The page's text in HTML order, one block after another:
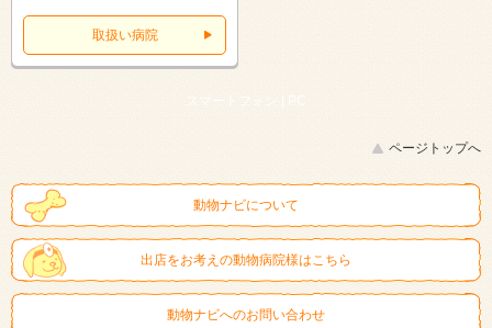
取扱い病院
スマートフォン | PC
ページトップへ
動物ナビについて
出店をお考えの動物病院様はこちら
動物ナビへのお問い合わせ